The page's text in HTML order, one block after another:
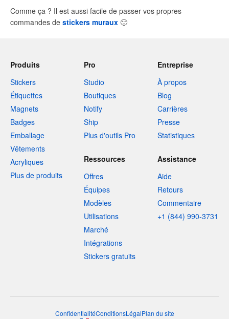
Comme ça ? Il est aussi facile de passer vos propres
commandes de stickers muraux 🙂
Produits
Stickers
Étiquettes
Magnets
Badges
Emballage
Vêtements
Acryliques
Plus de produits
Pro
Studio
Boutiques
Notify
Ship
Plus d'outils Pro
Entreprise
À propos
Blog
Carrières
Presse
Statistiques
Ressources
Offres
Équipes
Modèles
Utilisations
Marché
Intégrations
Stickers gratuits
Assistance
Aide
Retours
Commentaire
+1 (844) 990-3731
ConfidentialitéConditionsLégalPlan du site